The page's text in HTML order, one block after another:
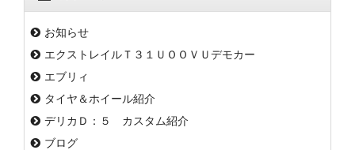
お知らせ
エクストレイルＴ３１ＵＯＯＶＵデモカー
エブリィ
タイヤ＆ホイール紹介
デリカＤ：５ カスタム紹介
ブログ